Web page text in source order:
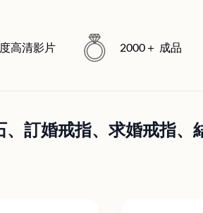
高清影片 2000＋ 成品
、訂婚戒指、求婚戒指、